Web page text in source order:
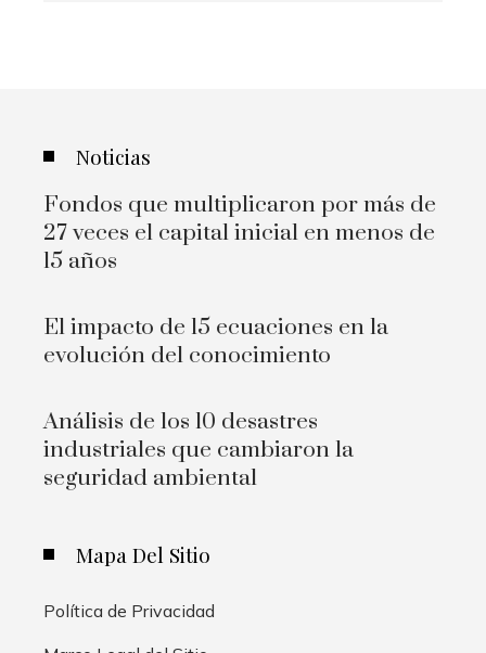
Noticias
Fondos que multiplicaron por más de
27 veces el capital inicial en menos de
15 años
El impacto de 15 ecuaciones en la
evolución del conocimiento
Análisis de los 10 desastres
industriales que cambiaron la
seguridad ambiental
Mapa Del Sitio
Política de Privacidad